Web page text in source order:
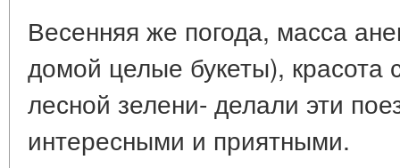
Весенняя же погода, масса
домой целые букеты), красота
лесной зелени- делали эти
интересными и приятными.